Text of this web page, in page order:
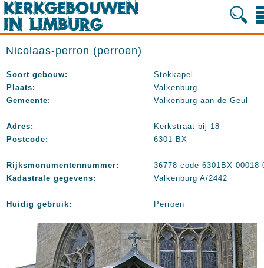
Nicolaas-perron (perroen)
Soort gebouw:
Stokkapel
Plaats:
Valkenburg
Gemeente:
Valkenburg aan de Geul
Adres:
Kerkstraat bij 18
Postcode:
6301 BX
Rijksmonumentennummer:
36778 code 6301BX-00018-
Kadastrale gegevens:
Valkenburg A/2442
Huidig gebruik: Perroen